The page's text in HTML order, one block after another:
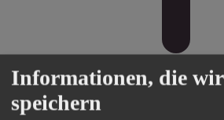
Informationen, die wir
speichern